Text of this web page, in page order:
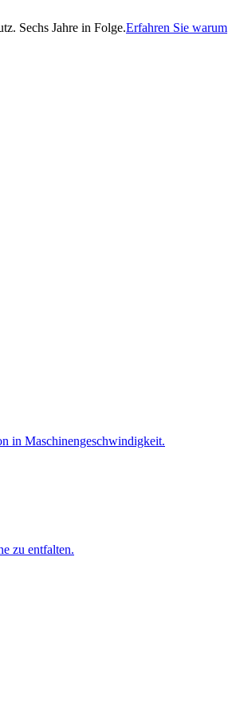
Sechs Jahre in Folge.Erfahren Sie warum
in Maschinen­geschwindigkeit.
zu entfalten.